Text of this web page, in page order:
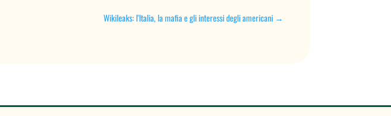
Wikileaks: l'Italia, la mafia e gli interessi degli americani→